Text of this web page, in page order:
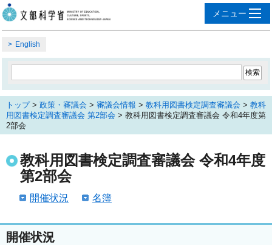
English
トップ> 政策・審議会 > 審議会情報 > 教科用図書検定調査審議会 > 教科
用図書検定調査審議会 第2部会 > 教科用図書検定調査審議会 令和4年度第
2部会
教科用図書検定調査審議会 令和4年度
第2部会
開催状況 名簿
開催状況